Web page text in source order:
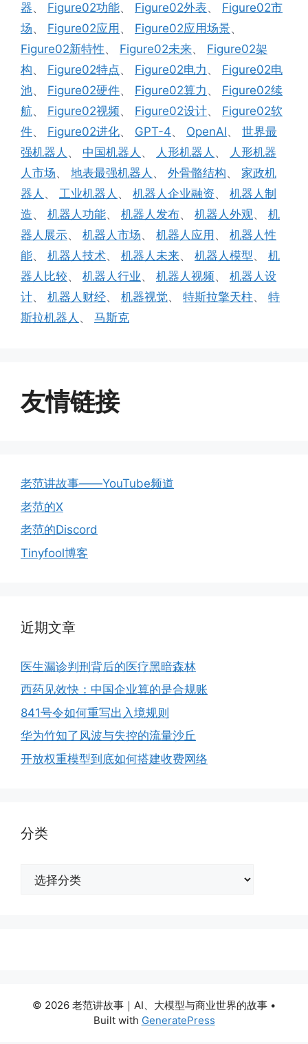
器、 Figure02功能、 Figure02外表、 Figure02市
场、 Figure02应用 、 Figure02应用场景、
Figure02新特性、 Figure02未来、 Figure02架
构、 Figure02特点、 Figure02电力 、 Figure02电
池、 Figure02硬件、 Figure02算力 、 Figure02续
航、 Figure02视频、 Figure02设计、 Figure02软
件、 Figure02进化、 GPT-4、 OpenAI、 世界最
强机器人 、 中国机器人 、 人形机器人 、
人形机器
人市场、 地表最强机器人 、 外骨骼结构、 家政机
器人 、 工业机器人 、 机器人企业融资、 机器人制
造、 机器人功能、 机器人发布、 机器人外观、 机
器人展示、 机器人市场、 机器人应用 、 机器人性
能、 机器人技术、 机器人未来、 机器人模型、 机
器人比较、 机器人行业、 机器人视频、 机器人设
计、 机器人财经、 机器视觉、 特斯拉擎天柱、 特
斯拉机器人 、 马斯克
友情链接
老范讲故事——YouTube频道
老范的X
老范的Discord
Tinyfool博客
近期文章
医生漏诊判刑背后的医疗黑暗森林
西药见效快：中国企业算的是合规账
841号令如何重写出入境规则
华为竹知了风波与失控的流量沙丘
开放权重模型到底如何搭建收费网络
分类
© 2026 老范讲故事｜AI、大模型与商业世界的故事 •
Built with GeneratePress